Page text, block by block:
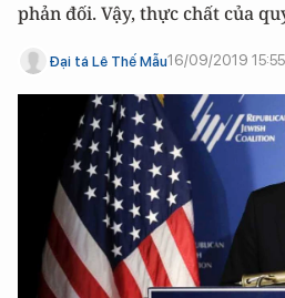
phản đối. Vậy, thực chất của
Đại tá Lê Thế Mẫu16/09/2019 15:55